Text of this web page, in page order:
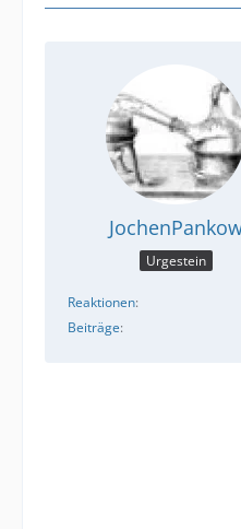
Urgestein
Reaktionen
Beiträge